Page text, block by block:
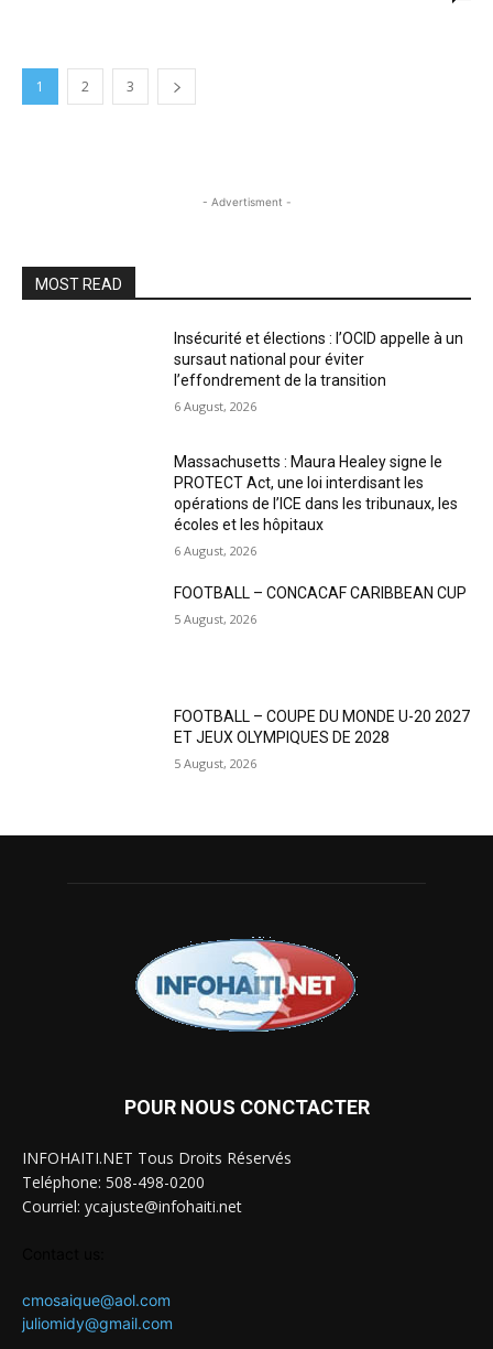
1 2 3
- Advertisment -
MOST READ
Insécurité et élections : l’OCID appelle à un
sursaut national pour éviter
l’effondrement de la transition
6 August, 2026
Massachusetts : Maura Healey signe le
PROTECT Act, une loi interdisant les
opérations de l’ICE dans les tribunaux, les
écoles et les hôpitaux
6 August, 2026
FOOTBALL – CONCACAF CARIBBEAN CUP
5 August, 2026
FOOTBALL – COUPE DU MONDE U-20 2027
ET JEUX OLYMPIQUES DE 2028
5 August, 2026
POUR NOUS CONCTACTER
INFOHAITI.NET Tous Droits Réservés
Teléphone: 508-498-0200
Courriel: ycajuste@infohaiti.net
cmosaique@aol.com
juliomidy@gmail.com